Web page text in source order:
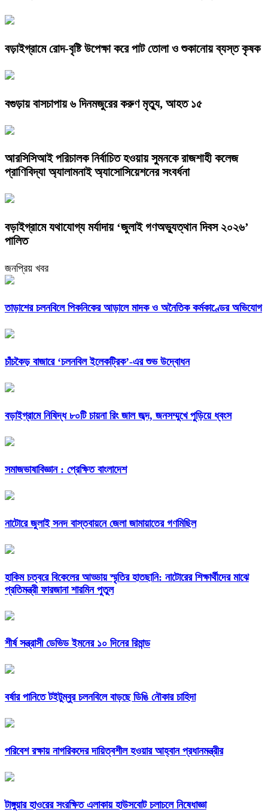
বড়াইগ্রামে রোদ-বৃষ্টি উপেক্ষা করে পাট তোলা ও শুকানোয় ব্যস্ত কৃষক
বগুড়ায় বাসচাপায় ৬ দিনমজুরের করুণ মৃত্যু, আহত ১৫
আরসিসিআই পরিচালক নির্বাচিত হওয়ায় সুমনকে রাজশাহী কলেজ
প্রাণিবিদ্যা অ্যালামনাই অ্যাসোসিয়েশনের সংবর্ধনা
বড়াইগ্রামে যথাযোগ্য মর্যাদায় ‘জুলাই গণঅভ্যুত্থান দিবস ২০২৬’
পালিত
জনপ্রিয় খবর
তাড়াশের চলনবিলে পিকনিকের আড়ালে মাদক ও অনৈতিক কর্মকাণ্ডের অভিযোগ
চাঁচকৈড় বাজারে ‘চলনবিল ইলেকট্রিক’-এর শুভ উদ্বোধন
বড়াইগ্রামে নিষিদ্ধ ৮০টি চায়না রিং জাল জব্দ, জনসম্মুখে পুড়িয়ে ধ্বংস
সমাজভাষাবিজ্ঞান : প্রেক্ষিত বাংলাদেশ
নাটোরে জুলাই সনদ বাস্তবায়নে জেলা জামায়াতের গণমিছিল
হাকিম চত্বরে বিকেলের আড্ডায় স্মৃতির হাতছানি: নাটোরের শিক্ষার্থীদের মাঝে
প্রতিমন্ত্রী ফারজানা শারমিন পুতুল
শীর্ষ সন্ত্রাসী ডেভিড ইমনের ১০ দিনের রিমান্ড
বর্ষার পানিতে টইটুম্বুর চলনবিলে বাড়ছে ডিঙি নৌকার চাহিদা
পরিবেশ রক্ষায় নাগরিকদের দায়িত্বশীল হওয়ার আহ্বান প্রধানমন্ত্রীর
টাঙ্গুয়ার হাওরের সংরক্ষিত এলাকায় হাউসবোট চলাচলে নিষেধাজ্ঞা